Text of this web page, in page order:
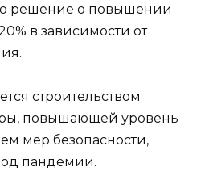
решение о повышении
в зависимости от
строительством
повышающей уровень
мер безопасности,
пандемии.